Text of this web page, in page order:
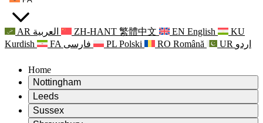
AR العربية ZH-HANT 繁體中文 EN English
KU
Kurdish
FA فارسی PL Polski RO Română UR اردو
Home
Nottingham
Review
ਸਮੀਖਿਆ ਦੇ ਚੇਅਰਮੈਨ
ਸੁਤੰਤਰ ਸਮੀਖਿਆ ਟੀਮ
Leeds
Review
ਸਮੀਖਿਆ ਦੇ ਚੇਅਰਮੈਨ
Sussex